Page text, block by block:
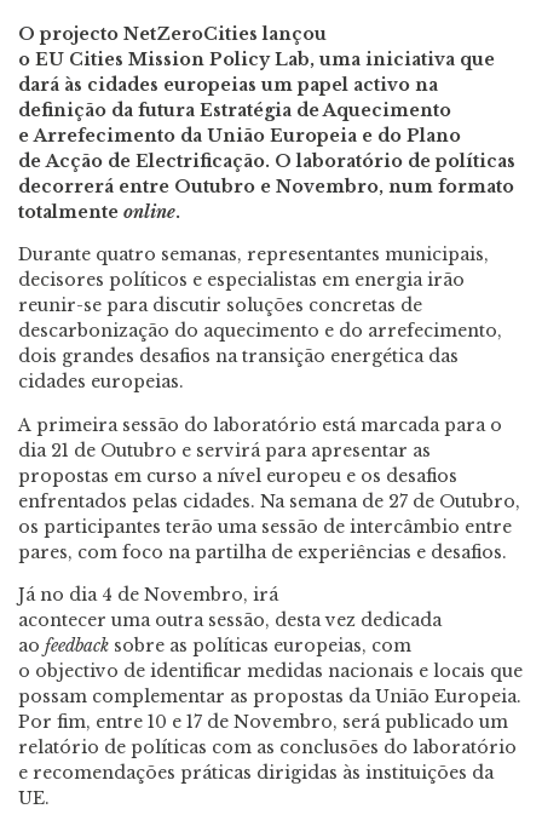
O projecto NetZeroCities lançou
o EU Cities Mission Policy Lab, uma iniciativa que
dará às cidades europeias um papel activo na
definição da futura Estratégia de Aquecimento
e Arrefecimento da União Europeia e do Plano
de Acção de Electrificação. O laboratório de políticas
decorrerá entre Outubro e Novembro, num formato
totalmente online.
Durante quatro semanas, representantes municipais,
decisores políticos e especialistas em energia irão
reunir-se para discutir soluções concretas de
descarbonização do aquecimento e do arrefecimento,
dois grandes desafios na transição energética das
cidades europeias.
A primeira sessão do laboratório está marcada para o
dia 21 de Outubro e servirá para apresentar as
propostas em curso a nível europeu e os desafios
enfrentados pelas cidades. Na semana de 27 de Outubro,
os participantes terão uma sessão de intercâmbio entre
pares, com foco na partilha de experiências e desafios.
Já no dia 4 de Novembro, irá
acontecer uma outra sessão, desta vez dedicada
ao feedback sobre as políticas europeias, com
o objectivo de identificar medidas nacionais e locais que
possam complementar as propostas da União Europeia.
Por fim, entre 10 e 17 de Novembro, será publicado um
relatório de políticas com as conclusões do laboratório
e recomendações práticas dirigidas às instituições da
UE.